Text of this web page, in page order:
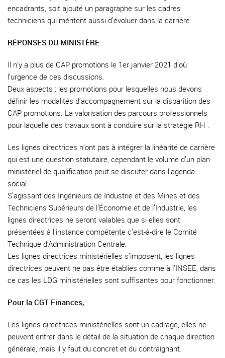
encadrants, soit ajouté un paragraphe sur les cadres
techniciens qui méritent aussi d’évoluer dans la carrière.
RÉPONSES DU MINISTÈRE :
Il n’y a plus de CAP promotions le 1er janvier 2021 d’où
l’urgence de ces discussions.
Deux aspects : les promotions pour lesquelles nous devons
définir les modalités d’accompagnement sur la disparition des
CAP promotions. La valorisation des parcours professionnels
pour laquelle des travaux sont à conduire sur la stratégie RH .
Les lignes directrices n’ont pas à intégrer la linéarité de carrière
qui est une question statutaire, cependant le volume d’un plan
ministériel de qualification peut se discuter dans l’agenda
social.
S’agissant des Ingénieurs de Industrie et des Mines et des
Techniciens Supérieurs de l’Économie et de l’Industrie, les
lignes directrices ne seront valables que si elles sont
présentées à l’instance compétente c’est-à-dire le Comité
Technique d’Administration Centrale.
Les lignes directrices ministérielles s’imposent, les lignes
directrices peuvent ne pas être établies comme à l’INSEE, dans
ce cas les LDG ministérielles sont suffisantes pour fonctionner.
Pour la CGT Finances,
Les lignes directrices ministérielles sont un cadrage, elles ne
peuvent entrer dans le détail de la situation de chaque direction
générale, mais il y faut du concret et du contraignant.